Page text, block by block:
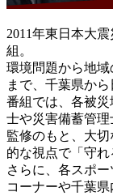
2011年東日本大
組。
環境問題から地
まで、千葉県から
番組では、各被
士や災害備蓄管
監修のもと、大
的な視点で「守れ
さらに、各スポ
コーナーや千葉県